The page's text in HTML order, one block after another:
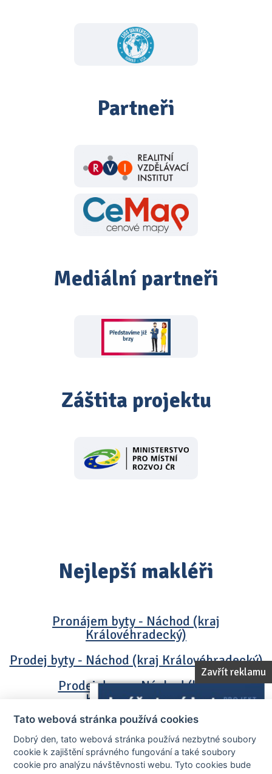
Zavřít reklamu
Partneři
Mediální partneři
Záštita projektu
Nejlepší makléři
Pronájem byty - Náchod (kraj
Královéhradecký)
Prodej byty - Náchod (kraj Královéhradecký)
Prodej domy - Náchod (kraj
Královéhradecký)
Tato webová stránka používá cookies
Dobrý den, tato webová stránka používá nezbytné soubory
cookie k zajištění správného fungování a také soubory
cookie pro analýzu návštěvnosti webu. Tyto cookies bude